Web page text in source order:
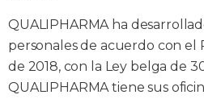
QUALIPHARMA ha
personales de acuerdo con el
de 2018, con la Ley belga de
QUALIPHARMA tiene sus